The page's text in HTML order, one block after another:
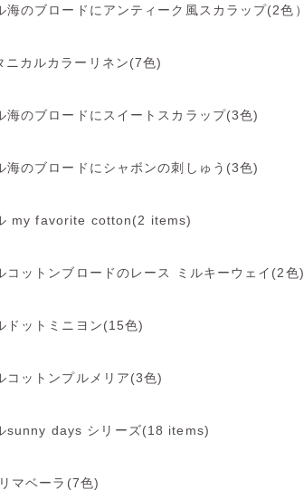
海のブロードにアンティーク風スカラップ(2色）
ニカルカラーリネン(7色)
海のブロードにスイートスカラップ(3色)
海のブロードにシャボンの刺しゅう(3色)
my favorite cotton(2 items)
コットンブロードのレース ミルキーウェイ(2色)
ドットミニヨン(15色)
コットンプルメリア(3色)
sunny days シリーズ(18 items)
マベーラ(7色)